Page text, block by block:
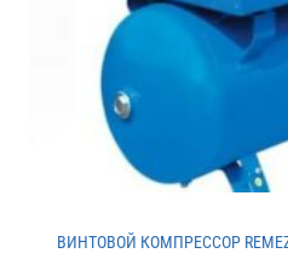
ВИНТОВОЙ КОМПРЕССОР